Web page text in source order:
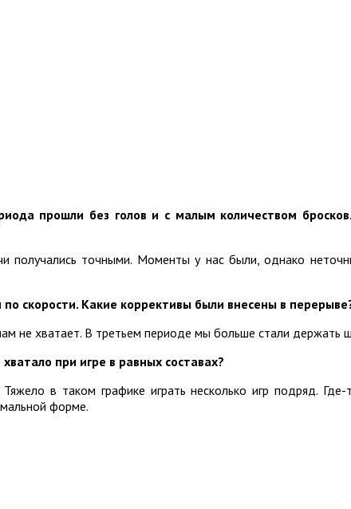
прошли без голов и с малым количеством
получались точными. Моменты у нас были, однако
скорости. Какие коррективы были внесены в
хватает. В третьем периоде мы больше стали держать
при игре в равных составах?
в таком графике играть несколько игр подряд.
форме.